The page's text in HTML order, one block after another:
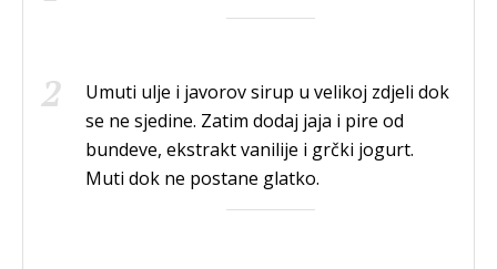
Umuti ulje i javorov sirup u velikoj zdjeli dok
se ne sjedine. Zatim dodaj jaja i pire od
bundeve, ekstrakt vanilije i grčki jogurt.
Muti dok ne postane glatko.